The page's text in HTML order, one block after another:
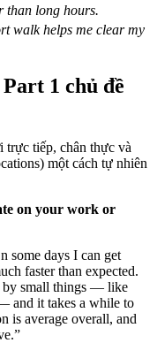
than long hours.
walk helps me clear my
1 chủ đề
trực tiếp, chân thực và
một cách tự nhiên
on your work or
some days I can get
faster than expected.
by small things — like
and it takes a while to
is average overall, and